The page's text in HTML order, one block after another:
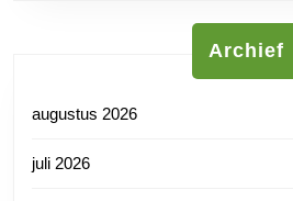
Archief
augustus 2026
juli 2026